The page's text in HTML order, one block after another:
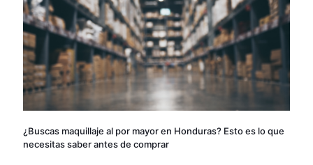
¿Buscas maquillaje al por mayor en Honduras? Esto es lo que
necesitas saber antes de comprar